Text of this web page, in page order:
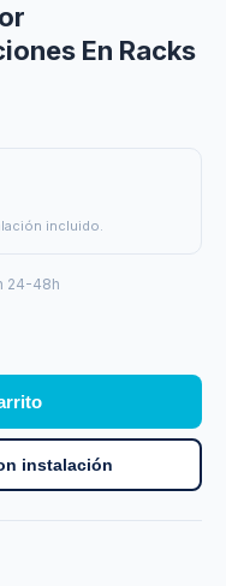
En Racks
incluido.
24-48h
instalación